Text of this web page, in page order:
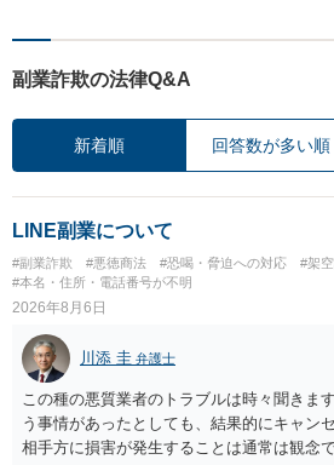
副業詐欺の法律Q&A
新着順 回答数が多い順
LINE副業について
#副業詐欺 #悪徳商法 #恐喝・脅迫への対応
#架
#本名・住所・電話番号が不明
2026年8月6日
川添 圭 弁護士
この種の悪質業者のトラブルは時々聞きま
う事情があったとしても、結果的にキャン
相手方に損害が発生することは通常は観念